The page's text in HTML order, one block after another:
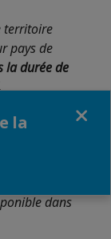
territoire
pays de
la durée de
de
votre espace
dans
la